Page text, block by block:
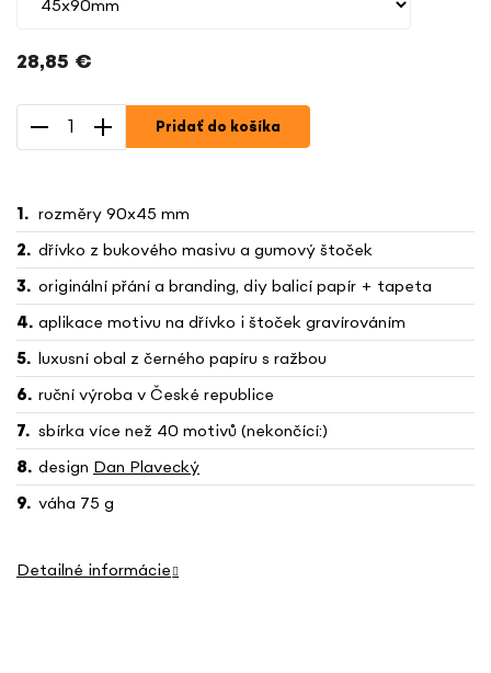
28,85 €
cena:
Pridať do košíka
rozměry 90x45 mm
dřívko z bukového masivu a gumový štoček
originální přání a branding, diy balicí papír + tapeta
aplikace motivu na dřívko i štoček gravírováním
luxusní obal z černého papíru s ražbou
ruční výroba v České republice
sbírka více než 40 motivů (nekončící:)
design Dan Plavecký
váha 75 g
Detailné informácie